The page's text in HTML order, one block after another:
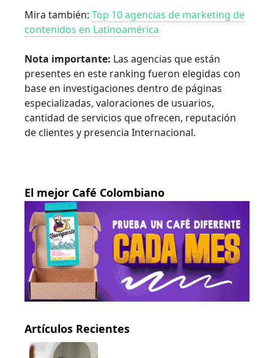
Mira también: Top 10 agencias de marketing de
contenidos en Latinoamérica
Nota importante: Las agencias que están
presentes en este ranking fueron elegidas con
base en investigaciones dentro de páginas
especializadas, valoraciones de usuarios,
cantidad de servicios que ofrecen, reputación
de clientes y presencia Internacional.
El mejor Café Colombiano
Artículos Recientes